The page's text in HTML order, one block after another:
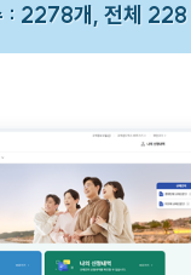
: 2278개, 전체 228